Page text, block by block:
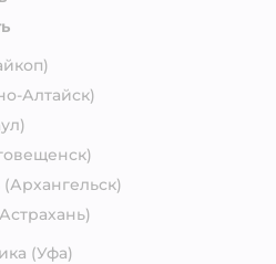
Алтайск)
(Архангельск)
(Уфа)